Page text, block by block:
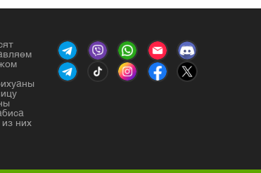
них